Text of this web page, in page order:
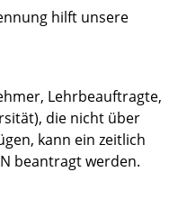
hilft unsere
Lehrbeauftragte,
die nicht über
kann ein zeitlich
beantragt werden.